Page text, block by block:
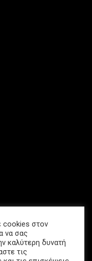
546 45
cookies στον
να σας
καλύτερη δυνατή
τις